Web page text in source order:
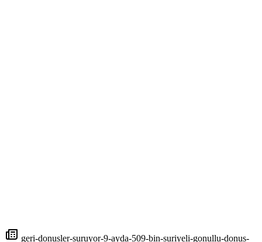
geri-donusler-suruyor-9-ayda-509-bin-suriyeli-gonullu-donus-